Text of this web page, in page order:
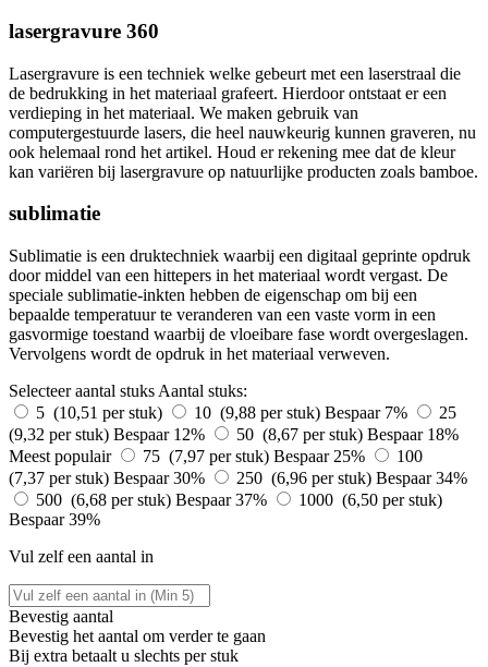
lasergravure 360
Lasergravure is een techniek welke gebeurt met een laserstraal die
de bedrukking in het materiaal grafeert. Hierdoor ontstaat er een
verdieping in het materiaal. We maken gebruik van
computergestuurde lasers, die heel nauwkeurig kunnen graveren, nu
ook helemaal rond het artikel. Houd er rekening mee dat de kleur
kan variëren bij lasergravure op natuurlijke producten zoals bamboe.
sublimatie
Sublimatie is een druktechniek waarbij een digitaal geprinte opdruk
door middel van een hittepers in het materiaal wordt vergast. De
speciale sublimatie-inkten hebben de eigenschap om bij een
bepaalde temperatuur te veranderen van een vaste vorm in een
gasvormige toestand waarbij de vloeibare fase wordt overgeslagen.
Vervolgens wordt de opdruk in het materiaal verweven.
Selecteer aantal stuks Aantal stuks:
5 (10,51 per stuk)
10 (9,88 per stuk) Bespaar 7%
25
(9,32 per stuk) Bespaar 12% 50 (8,67 per stuk) Bespaar 18%
Meest populair
75 (7,97 per stuk) Bespaar 25%
100
(7,37 per stuk) Bespaar 30% 250 (6,96 per stuk) Bespaar 34%
500 (6,68 per stuk) Bespaar 37%
1000 (6,50 per stuk)
Bespaar 39%
Vul zelf een aantal in
Bevestig aantal
Bevestig het aantal om verder te gaan
Bij extra betaalt u slechts per stuk